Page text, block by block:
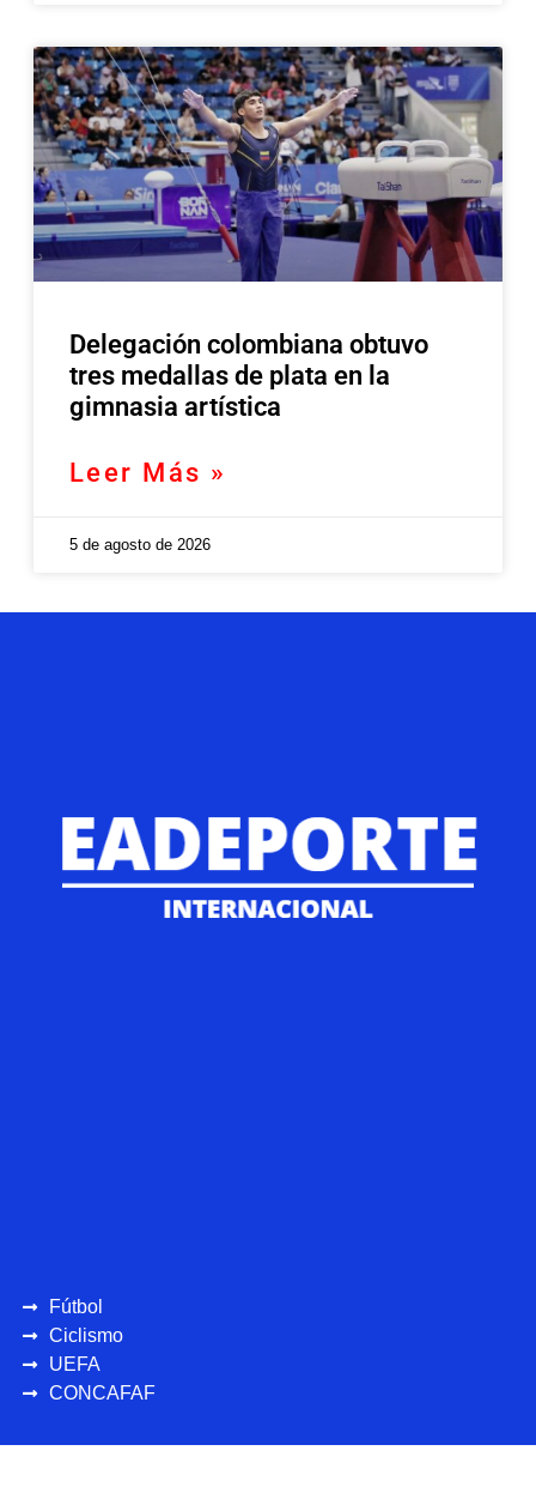
Delegación colombiana obtuvo
tres medallas de plata en la
gimnasia artística
Leer Más »
5 de agosto de 2026
Fútbol
Ciclismo
UEFA
CONCAFAF